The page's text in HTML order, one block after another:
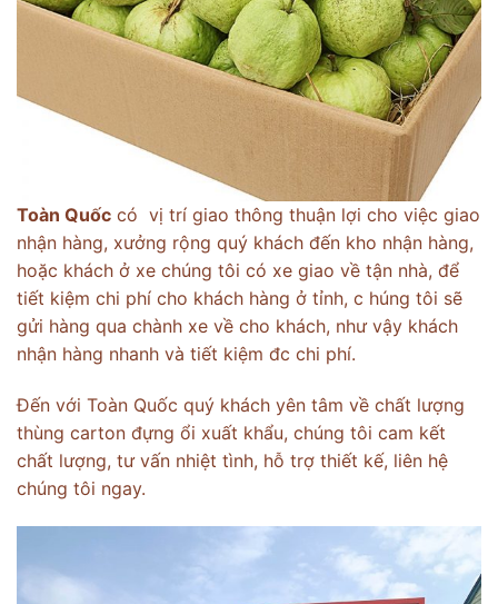
Toàn Quốc có vị trí giao thông thuận lợi cho việc giao
nhận hàng, xưởng rộng quý khách đến kho nhận hàng,
hoặc khách ở xe chúng tôi có xe giao về tận nhà, để
tiết kiệm chi phí cho khách hàng ở tỉnh, c húng tôi sẽ
gửi hàng qua chành xe về cho khách, như vậy khách
nhận hàng nhanh và tiết kiệm đc chi phí.
Đến với Toàn Quốc quý khách yên tâm về chất lượng
thùng carton đựng ổi xuất khẩu, chúng tôi cam kết
chất lượng, tư vấn nhiệt tình, hỗ trợ thiết kế, liên hệ
chúng tôi ngay.